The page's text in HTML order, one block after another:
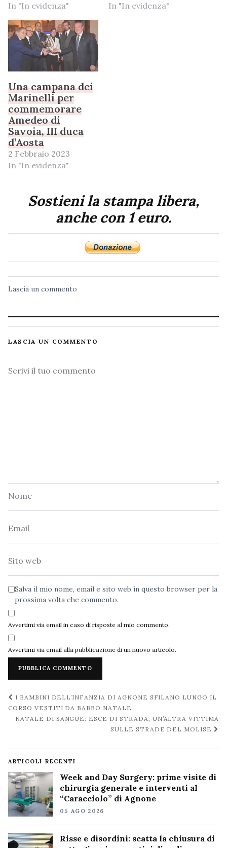
In "In evidenza"
In "In evidenza"
Una campana dei
Marinelli per
commemorare
Amedeo di
Savoia, III duca
d’Aosta
2 Febbraio 2023
In "In evidenza"
Sostieni la stampa libera,
anche con 1 euro.
Lascia un commento
LASCIA UN COMMENTO
Commento
Salva il mio nome, email e sito web in questo browser per la
prossima volta che commento.
Avvertimi via email in caso di risposte al mio commento.
Avvertimi via email alla pubblicazione di un nuovo articolo.
Navigazione
post
I BAMBINI DELL’INFANZIA DI AGNONE SFILANO LUNGO IL
CORSO VESTITI DA BABBO NATALE
NATALE DI SANGUE: ESCE DI STRADA, UN’ALTRA VITTIMA
SULLE STRADE DEL MOLISE
ARTICOLI RECENTI
Week and Day Surgery: prime visite di
chirurgia generale e interventi al
“Caracciolo” di Agnone
05 AGO 2026
Risse e disordini: scatta la chiusura di